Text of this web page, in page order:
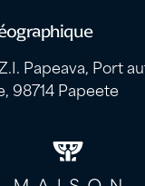
Papeava, Port
98714 Papeete